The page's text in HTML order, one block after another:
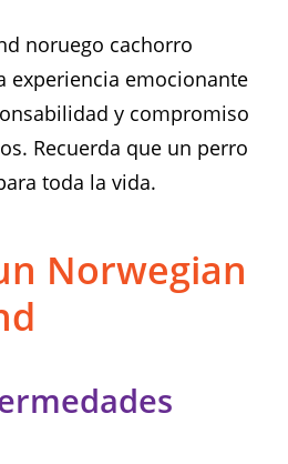
noruego cachorro
experiencia emocionante
y compromiso
Recuerda que un perro
toda la vida.
Norwegian